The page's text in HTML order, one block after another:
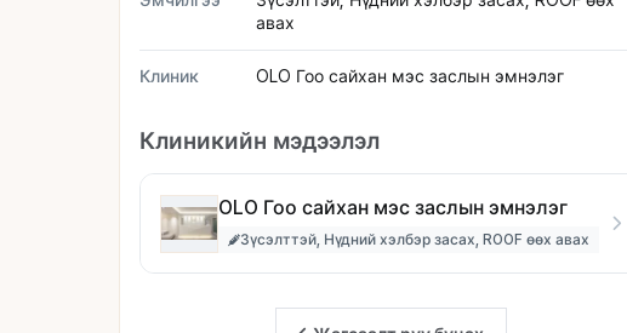
авах
Клиник OLO Гоо сайхан мэс заслын эмнэлэг
Клиникийн мэдээлэл
OLO Гоо сайхан мэс заслын эмнэлэг
Зүсэлттэй, Нүдний хэлбэр засах, ROOF өөх авах